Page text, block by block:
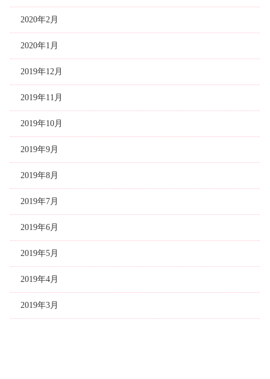
2020年2月
2020年1月
2019年12月
2019年11月
2019年10月
2019年9月
2019年8月
2019年7月
2019年6月
2019年5月
2019年4月
2019年3月